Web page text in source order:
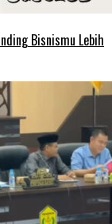
Bisnismu Lebih